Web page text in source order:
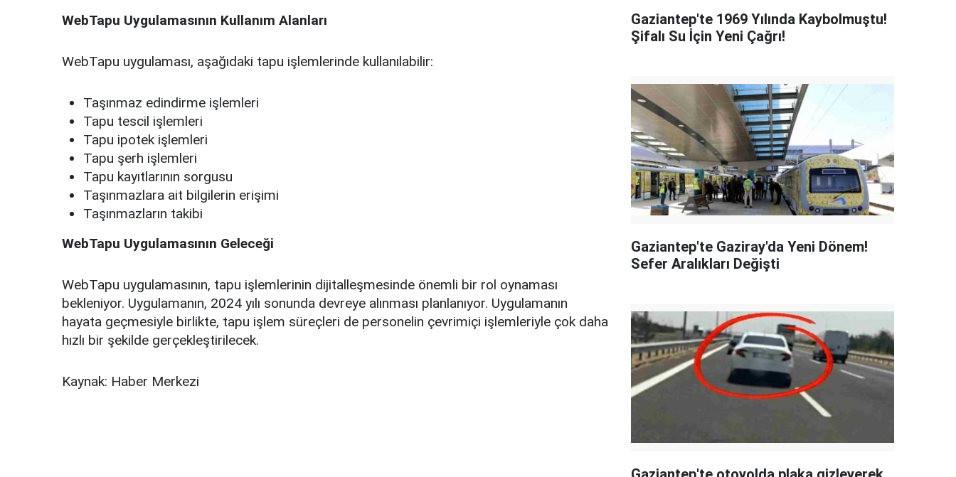
WebTapu Uygulamasının Kullanım Alanları
WebTapu uygulaması, aşağıdaki tapu işlemlerinde kullanılabilir:
Taşınmaz edindirme işlemleri
Tapu tescil işlemleri
Tapu ipotek işlemleri
Tapu şerh işlemleri
Tapu kayıtlarının sorgusu
Taşınmazlara ait bilgilerin erişimi
Taşınmazların takibi
WebTapu Uygulamasının Geleceği
WebTapu uygulamasının, tapu işlemlerinin dijitalleşmesinde önemli bir rol oynaması
bekleniyor. Uygulamanın, 2024 yılı sonunda devreye alınması planlanıyor. Uygulamanın
hayata geçmesiyle birlikte, tapu işlem süreçleri de personelin çevrimiçi işlemleriyle çok daha
hızlı bir şekilde gerçekleştirilecek.
Kaynak: Haber Merkezi
Gaziantep'te 1969 Yılında Kaybolmuştu!
Şifalı Su İçin Yeni Çağrı!
Gaziantep'te Gaziray'da Yeni Dönem!
Sefer Aralıkları Değişti